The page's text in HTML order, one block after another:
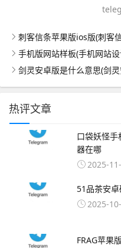
刺客信条苹果版ios版(刺客
手机版网站样板(手机网站
剑灵安卓版是什么意思(剑
热评文章
口袋妖怪
器在哪
2025-
51品茶安
2025-
FRAG苹果